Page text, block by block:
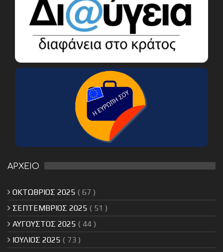
ΑΡΧΕΙΟ
ΟΚΤΩΒΡΙΟΣ 2025 ( 67 )
ΣΕΠΤΕΜΒΡΙΟΣ 2025 ( 51 )
ΑΥΓΟΥΣΤΟΣ 2025 ( 44 )
ΙΟΥΛΙΟΣ 2025 ( 73 )